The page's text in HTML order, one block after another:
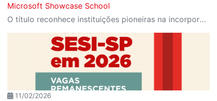
Microsoft Showcase School
O título reconhece instituições pioneiras na incorporação de tecnologia inovadora no processo de aprendizagem
11/02/2026